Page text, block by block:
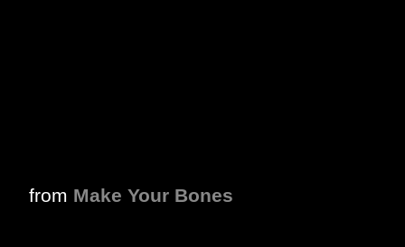
from Make Your Bones